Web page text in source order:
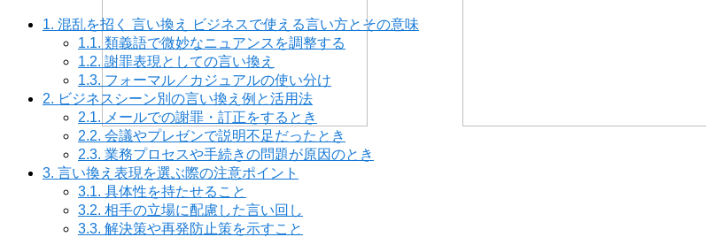
1. 混乱を招く 言い換え ビジネスで使える言い方とその意味
1.1. 類義語で微妙なニュアンスを調整する
1.2. 謝罪表現としての言い換え
1.3. フォーマル／カジュアルの使い分け
2. ビジネスシーン別の言い換え例と活用法
2.1. メールでの謝罪・訂正をするとき
2.2. 会議やプレゼンで説明不足だったとき
2.3. 業務プロセスや手続きの問題が原因のとき
3. 言い換え表現を選ぶ際の注意ポイント
3.1. 具体性を持たせること
3.2. 相手の立場に配慮した言い回し
3.3. 解決策や再発防止策を示すこと